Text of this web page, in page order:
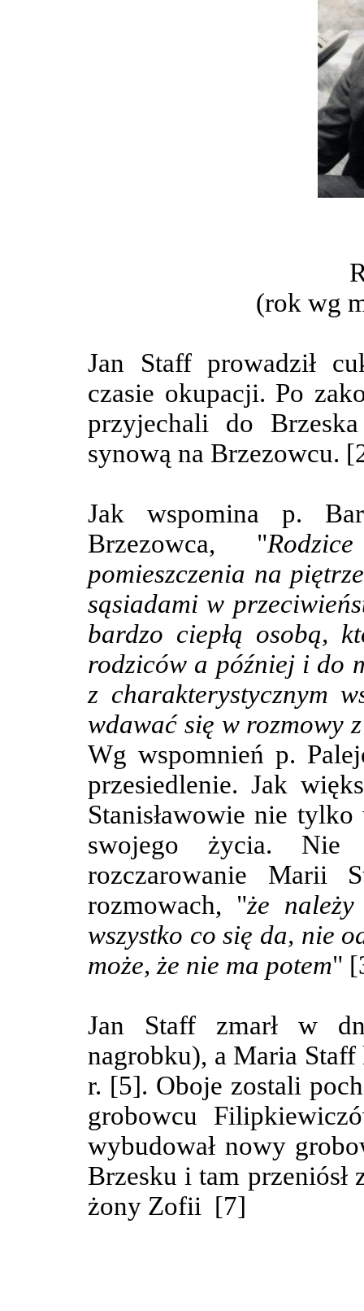
(rok wg
Jan Staff prowadził
czasie okupacji. Po
przyjechali do
synową na Brzezowcu.
Jak wspomina p.
Brzezowca, "
pomieszczenia na
sąsiadami w
bardzo ciepłą osobą,
rodziców a później i do
z charakterystycznym
wdawać się w rozmowy
Wg wspomnień p.
przesiedlenie. Jak
Stanisławowie nie
swojego życia.
rozczarowanie Marii
rozmowach, "że
wszystko co się da, nie
może, że nie ma potem"
Jan Staff zmarł w
nagrobku), a Maria Staff
r. [5]. Oboje zostali
grobowcu
wybudował nowy
Brzesku i tam przeniósł
żony Zofii [7]